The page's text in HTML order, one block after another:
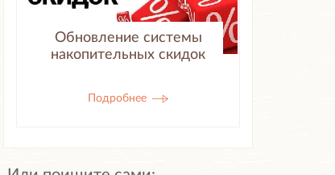
Обновление системы
накопительных скидок
Подробнее